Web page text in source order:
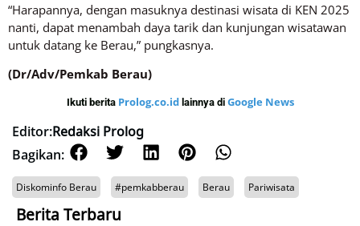
“Harapannya, dengan masuknya destinasi wisata di KEN 2025
nanti, dapat menambah daya tarik dan kunjungan wisatawan
untuk datang ke Berau,” pungkasnya.
(Dr/Adv/Pemkab Berau)
Ikuti berita Prolog.co.id lainnya di Google News
Editor:Redaksi Prolog
Bagikan:
Diskominfo Berau #pemkabberau Berau Pariwisata
Berita Terbaru